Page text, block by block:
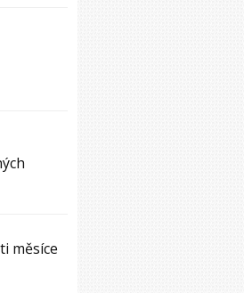
měsíce